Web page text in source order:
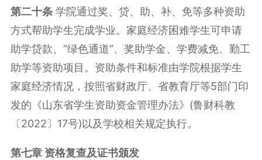
第二十条学院通过奖、贷、助、补、免等多种资助
方式帮助学生完成学业。家庭经济困难学生可申请
助学贷款、“绿色通道”、奖助学金、学费减免、勤工
助学等资助项目。资助条件和标准由学院根据学生
家庭经济情况，按照省财政厅、省教育厅等5部门印
发的《山东省学生资助资金管理办法》(鲁财科教
〔2022〕17号)以及学校相关规定执行。
第七章 资格复查及证书颁发